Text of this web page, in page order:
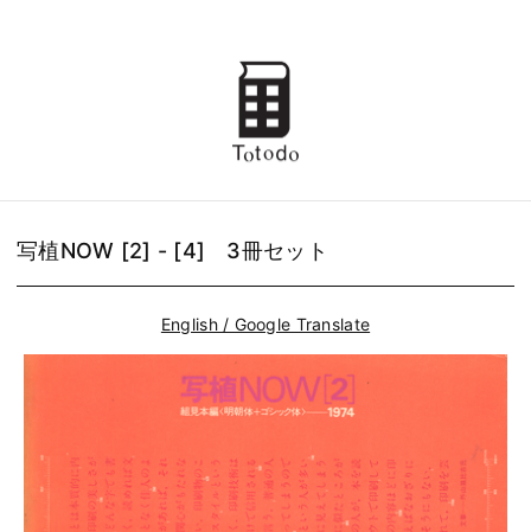
写植NOW [2] - [4] 3冊セット
English / Google Translate